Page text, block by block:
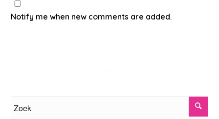
Notify me when new comments are added.